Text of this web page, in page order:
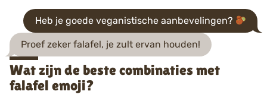
Heb je goede veganistische aanbevelingen?
Proef zeker falafel, je zult ervan houden!
Wat zijn de beste combinaties met
falafel emoji?